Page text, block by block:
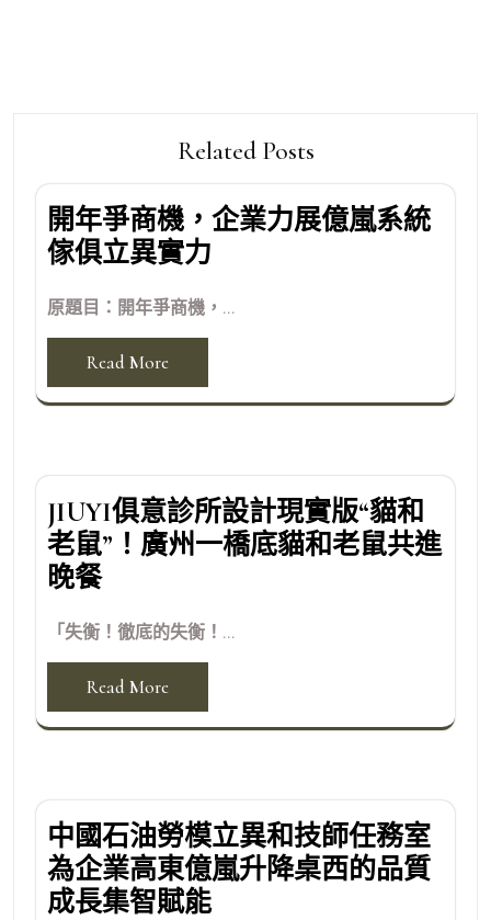
Related Posts
開年爭商機，企業力展億嵐系統
傢俱立異實力
原題目：開年爭商機，...
Read More
JIUYI俱意診所設計現實版“貓和
老鼠”！廣州一橋底貓和老鼠共進
晚餐
「失衡！徹底的失衡！...
Read More
中國石油勞模立異和技師任務室
為企業高東億嵐升降桌西的品質
成長集智賦能